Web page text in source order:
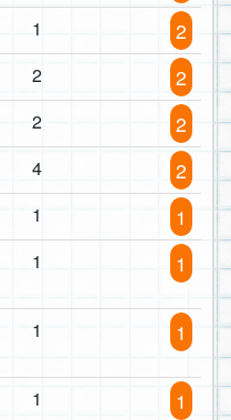
1 2
2 2
2 2
4 2
1 1
1 1
1 1
1 1